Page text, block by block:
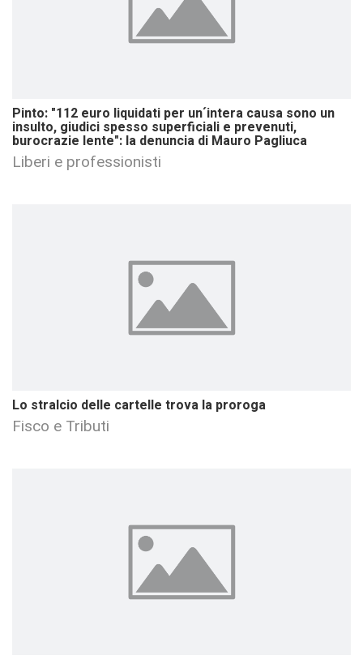
Pinto: "112 euro liquidati per un´intera causa sono un
insulto, giudici spesso superficiali e prevenuti,
burocrazie lente": la denuncia di Mauro Pagliuca
Liberi e professionisti
Lo stralcio delle cartelle trova la proroga
Fisco e Tributi